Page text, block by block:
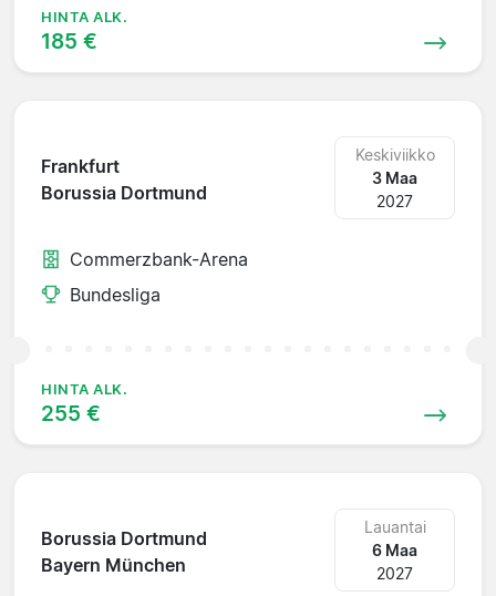
HINTA ALK.
185 €
Frankfurt
Borussia Dortmund
Keskiviikko
3 Maa
2027
Commerzbank-Arena
Bundesliga
HINTA ALK.
255 €
Borussia Dortmund
Bayern München
Lauantai
6 Maa
2027